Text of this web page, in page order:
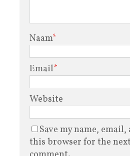
Naam*
Email*
Website
Save my name,
this browser for the